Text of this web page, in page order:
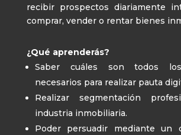
recibir prospectos diariamente
comprar, vender o rentar bienes
¿Qué aprenderás?
Saber cuáles son todos
necesarios para realizar pauta
Realizar segmentación
industria inmobiliaria.
Poder persuadir mediante un